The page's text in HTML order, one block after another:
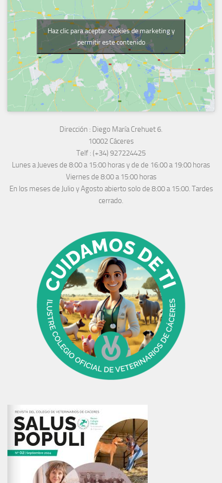
Haz clic para aceptar cookies de marketing y
permitir este contenido
Dirección : Diego María Crehuet 6.
10002 Cáceres
Telf : (+34) 927224425
Lunes a Jueves de 8:00 a 15:00 horas y de de 16:00 a 19:00 horas
Viernes de 8:00 a 15:00 horas
En los meses de Julio y Agosto abierto solo de 8:00 a 15:00. Tardes
cerrado.